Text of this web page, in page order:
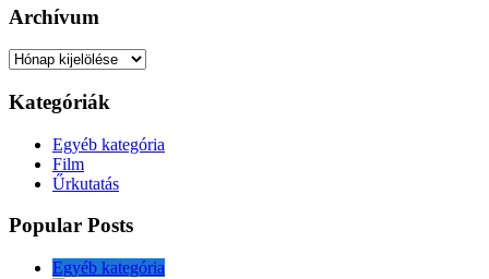
Archívum
Archívum
Kategóriák
Egyéb kategória
Film
Űrkutatás
Popular Posts
Egyéb kategória